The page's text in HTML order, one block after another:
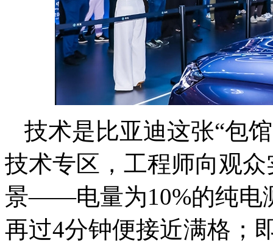
技术是比亚迪这张“包
技术专区，工程师向观
景——电量为10%的纯电
再过4分钟便接近满格；